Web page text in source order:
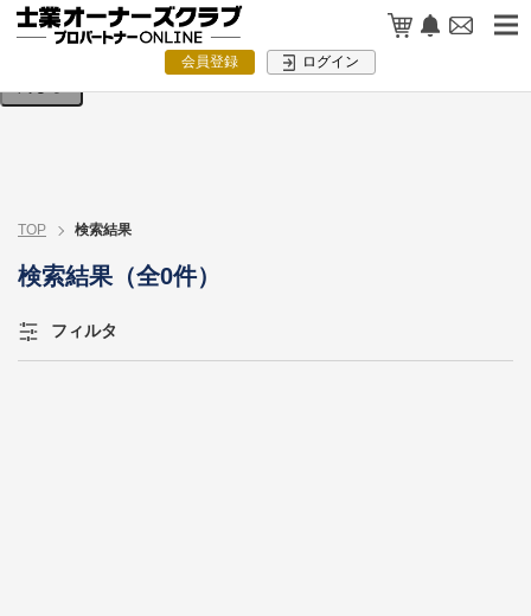
会員登録 ログイン
検索条件を入力してください。
TOP 検索結果
検索結果（全0件）
フィルタ